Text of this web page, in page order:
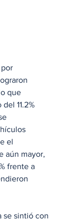
que
11.2%
el
aún mayor,
frente a
se sintió con